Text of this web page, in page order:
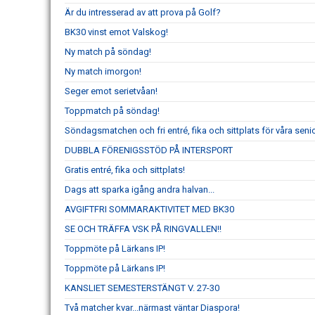
Är du intresserad av att prova på Golf?
BK30 vinst emot Valskog!
Ny match på söndag!
Ny match imorgon!
Seger emot serietvåan!
Toppmatch på söndag!
Söndagsmatchen och fri entré, fika och sittplats för våra
DUBBLA FÖRENIGSSTÖD PÅ INTERSPORT
Gratis entré, fika och sittplats!
Dags att sparka igång andra halvan...
AVGIFTFRI SOMMARAKTIVITET MED BK30
SE OCH TRÄFFA VSK PÅ RINGVALLEN!!
Toppmöte på Lärkans IP!
Toppmöte på Lärkans IP!
KANSLIET SEMESTERSTÄNGT V. 27-30
Två matcher kvar...närmast väntar Diaspora!